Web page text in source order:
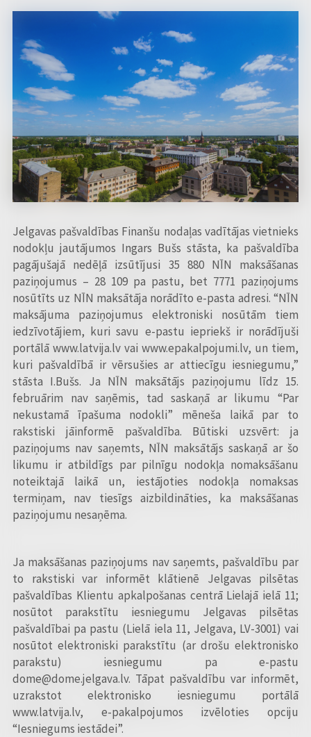
Jelgavas pašvaldības Finanšu nodaļas vadītājas vietnieks
nodokļu jautājumos Ingars Bušs stāsta, ka pašvaldība
pagājušajā nedēļā izsūtījusi 35 880 NĪN maksāšanas
paziņojumus – 28 109 pa pastu, bet 7771 paziņojums
nosūtīts uz NĪN maksātāja norādīto e-pasta adresi. “NĪN
maksājuma paziņojumus elektroniski nosūtām tiem
iedzīvotājiem, kuri savu e-pastu iepriekš ir norādījuši
portālā www.latvija.lv vai www.epakalpojumi.lv, un tiem,
kuri pašvaldībā ir vērsušies ar attiecīgu iesniegumu,”
stāsta I.Bušs. Ja NĪN maksātājs paziņojumu līdz 15.
februārim nav saņēmis, tad saskaņā ar likumu “Par
nekustamā īpašuma nodokli” mēneša laikā par to
rakstiski jāinformē pašvaldība. Būtiski uzsvērt: ja
paziņojums nav saņemts, NĪN maksātājs saskaņā ar šo
likumu ir atbildīgs par pilnīgu nodokļa nomaksāšanu
noteiktajā laikā un, iestājoties nodokļa nomaksas
termiņam, nav tiesīgs aizbildināties, ka maksāšanas
paziņojumu nesaņēma.
Ja maksāšanas paziņojums nav saņemts, pašvaldību par
to rakstiski var informēt klātienē Jelgavas pilsētas
pašvaldības Klientu apkalpošanas centrā Lielajā ielā 11;
nosūtot parakstītu iesniegumu Jelgavas pilsētas
pašvaldībai pa pastu (Lielā iela 11, Jelgava, LV-3001) vai
nosūtot elektroniski parakstītu (ar drošu elektronisko
parakstu) iesniegumu pa e-pastu
dome@dome.jelgava.lv. Tāpat pašvaldību var informēt,
uzrakstot elektronisko iesniegumu portālā
www.latvija.lv, e-pakalpojumos izvēloties opciju
“Iesniegums iestādei”.